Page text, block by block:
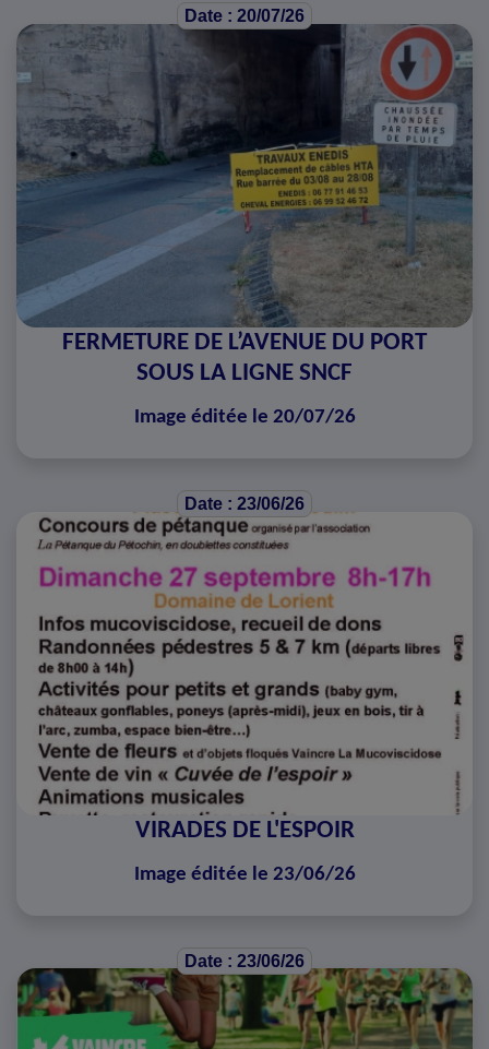
Date : 20/07/26
FERMETURE DE L’AVENUE DU PORT
SOUS LA LIGNE SNCF
Image éditée le 20/07/26
Date : 23/06/26
VIRADES DE L'ESPOIR
Image éditée le 23/06/26
Date : 23/06/26